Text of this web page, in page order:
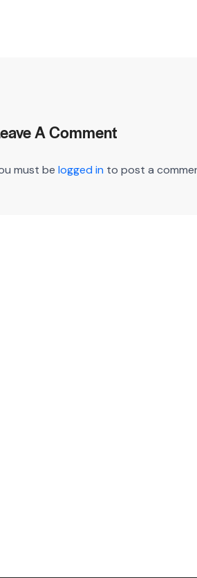
A Comment
must be logged in to post a